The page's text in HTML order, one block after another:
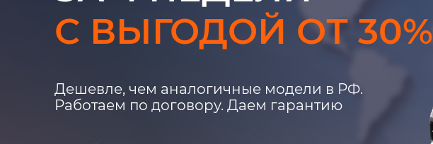
С ВЫГОДОЙ ОТ 30%
Дешевле, чем аналогичные модели в РФ.
Работаем по договору. Даем гарантию